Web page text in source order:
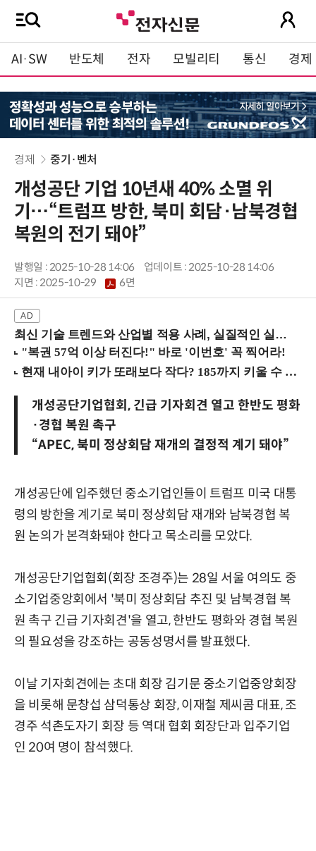
AI·SW 반도체 전자 모빌리티 통신 경제
경제 중기·벤처
개성공단 기업 10년새 40% 소멸 위
기…“트럼프 방한, 북미 회담·남북경협
복원의 전기 돼야”
발행일 : 2025-10-28 14:06
업데이트 : 2025-10-28 14:06
지면 :2025-10-29 6면
최신 기술 트렌드와 산업별 적용 사례, 실질적인 실행 전략을 공유 (9/18 양재역)
개성공단기업협회, 긴급 기자회견 열고 한반도 평화
·경협 복원 촉구
“APEC, 북미 정상회담 재개의 결정적 계기 돼야”
개성공단에 입주했던 중소기업인들이 트럼프 미국 대통
령의 방한을 계기로 북미 정상회담 재개와 남북경협 복
원 논의가 본격화돼야 한다고 목소리를 모았다.
개성공단기업협회(회장 조경주)는 28일 서울 여의도 중
소기업중앙회에서 '북미 정상회담 추진 및 남북경협 복
원 촉구 긴급 기자회견'을 열고, 한반도 평화와 경협 복원
의 필요성을 강조하는 공동성명서를 발표했다.
이날 기자회견에는 초대 회장 김기문 중소기업중앙회장
을 비롯해 문창섭 삼덕통상 회장, 이재철 제씨콤 대표, 조
경주 석촌도자기 회장 등 역대 협회 회장단과 입주기업
인 20여 명이 참석했다.